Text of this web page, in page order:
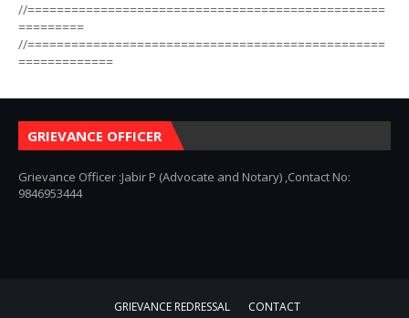
//=================================================
=========
//=================================================
=============
GRIEVANCE OFFICER
Grievance Officer :Jabir P (Advocate and Notary) ,Contact No:
9846953444
GRIEVANCE REDRESSAL CONTACT